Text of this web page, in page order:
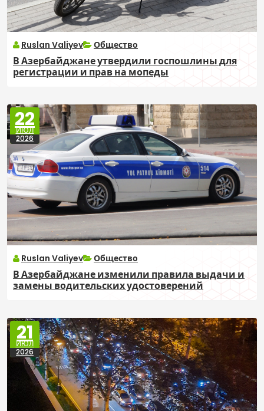
Ruslan Valiyev Общество
В Азербайджане утвердили госпошлины для
регистрации и прав на мопеды
22
ИЮЛ
2026
Ruslan Valiyev Общество
В Азербайджане изменили правила выдачи и
замены водительских удостоверений
21
ИЮЛ
2026